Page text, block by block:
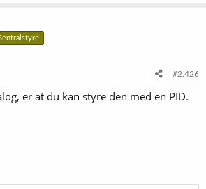
#2.426
er at du kan styre den med en PID.